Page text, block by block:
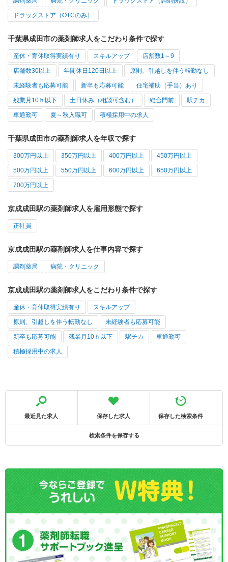
ドラッグストア（OTCのみ）
千葉県成田市の薬剤師求人をこだわり条件で探す
産休・育休取得実績有り スキルアップ 店舗数1～9
店舗数30以上 年間休日120日以上 原則、引越しを伴う転勤なし
未経験者も応募可能 新卒も応募可能 住宅補助（手当）あり
残業月10ｈ以下 土日休み（相談可含む） 総合門前 駅チカ
車通勤可 夏～秋入職可 積極採用中の求人
千葉県成田市の薬剤師求人を年収で探す
300万円以上 350万円以上 400万円以上 450万円以上
500万円以上 550万円以上 600万円以上 650万円以上
700万円以上
京成成田駅の薬剤師求人を雇用形態で探す
正社員
京成成田駅の薬剤師求人を仕事内容で探す
調剤薬局 病院・クリニック
京成成田駅の薬剤師求人をこだわり条件で探す
産休・育休取得実績有り スキルアップ
原則、引越しを伴う転勤なし 未経験者も応募可能
新卒も応募可能 残業月10ｈ以下 駅チカ 車通勤可
積極採用中の求人
最近見た求人 保存した求人 保存した検索条件
検索条件を保存する